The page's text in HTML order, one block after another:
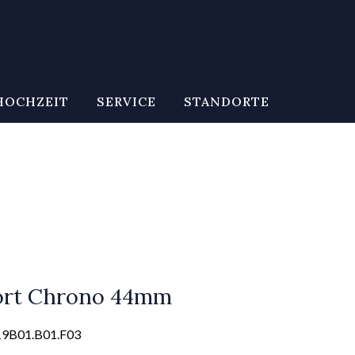
SERVICE STANDORTE
Chrono 44mm